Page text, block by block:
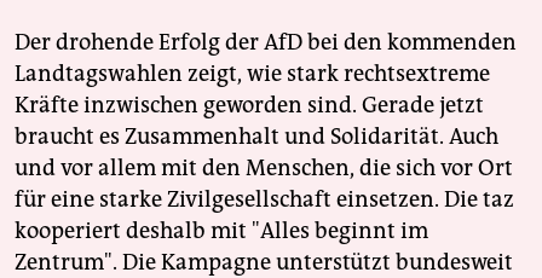
Der drohende Erfolg der AfD bei den kommenden
Landtagswahlen zeigt, wie stark rechtsextreme
Kräfte inzwischen geworden sind. Gerade jetzt
braucht es Zusammenhalt und Solidarität. Auch
und vor allem mit den Menschen, die sich vor Ort
für eine starke Zivilgesellschaft einsetzen. Die taz
kooperiert deshalb mit "Alles beginnt im
Zentrum". Die Kampagne unterstützt bundesweit